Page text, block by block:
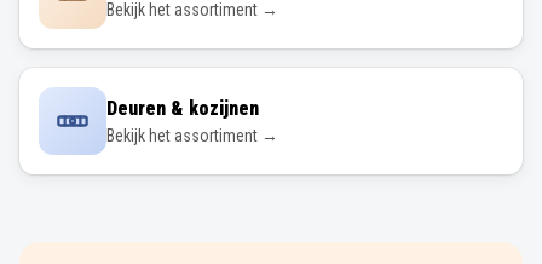
Bekijk het assortiment →
Deuren & kozijnen
Bekijk het assortiment →